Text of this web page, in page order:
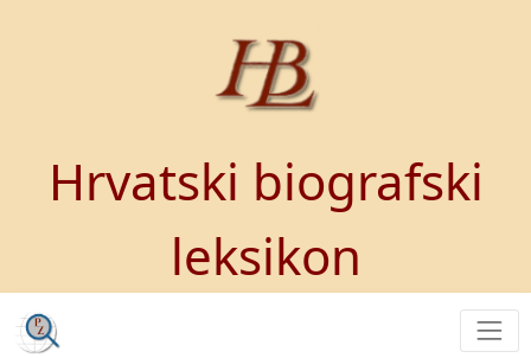
Hrvatski biografski
leksikon